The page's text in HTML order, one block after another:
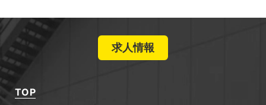
求人情報
TOP